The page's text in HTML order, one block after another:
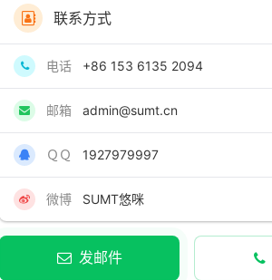
联系方式
电话 +86 153 6135 2094
邮箱 admin@sumt.cn
ＱＱ 1927979997
微博 SUMT悠咪
发邮件